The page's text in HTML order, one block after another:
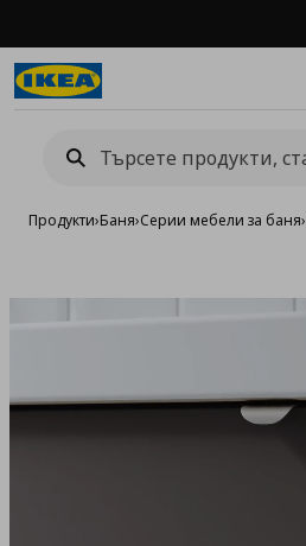
Продукти›Баня›Серии мебели за баня›